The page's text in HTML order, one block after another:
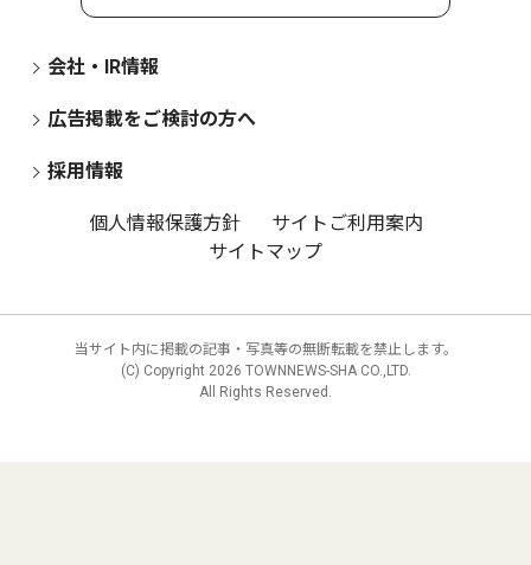
会社・IR情報
広告掲載をご検討の方へ
採用情報
個人情報保護方針
サイトご利用案内
サイトマップ
当サイト内に掲載の記事・写真等の無断転載を禁止します。
(C) Copyright 2026 TOWNNEWS-SHA CO.,LTD.
All Rights Reserved.